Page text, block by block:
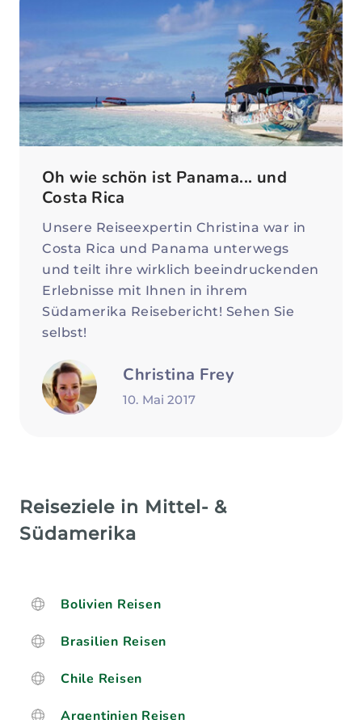
Oh wie schön ist Panama... und
Costa Rica
Unsere Reiseexpertin Christina war in
Costa Rica und Panama unterwegs
und teilt ihre wirklich beeindruckenden
Erlebnisse mit Ihnen in ihrem
Südamerika Reisebericht! Sehen Sie
selbst!
Christina Frey
10. Mai 2017
Reiseziele in Mittel- &
Südamerika
Bolivien Reisen
Brasilien Reisen
Chile Reisen
Argentinien Reisen